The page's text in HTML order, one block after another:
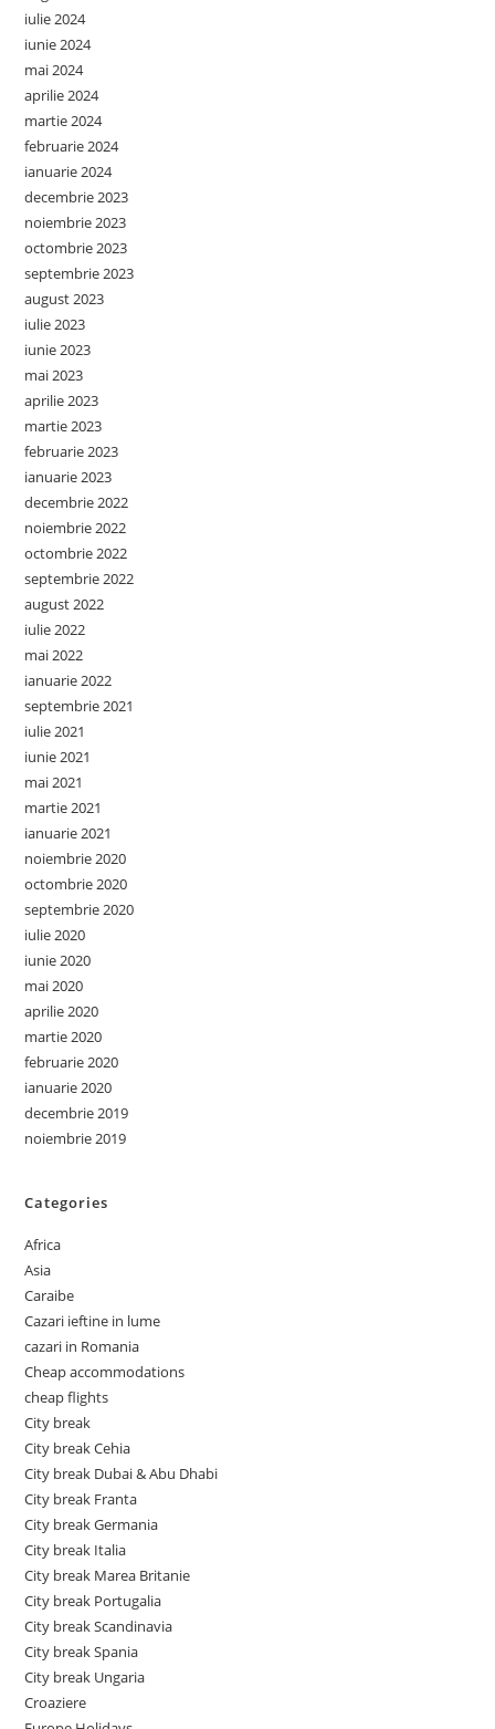
iulie 2024
iunie 2024
mai 2024
aprilie 2024
martie 2024
februarie 2024
ianuarie 2024
decembrie 2023
noiembrie 2023
octombrie 2023
septembrie 2023
august 2023
iulie 2023
iunie 2023
mai 2023
aprilie 2023
martie 2023
februarie 2023
ianuarie 2023
decembrie 2022
noiembrie 2022
octombrie 2022
septembrie 2022
august 2022
iulie 2022
mai 2022
ianuarie 2022
septembrie 2021
iulie 2021
iunie 2021
mai 2021
martie 2021
ianuarie 2021
noiembrie 2020
octombrie 2020
septembrie 2020
iulie 2020
iunie 2020
mai 2020
aprilie 2020
martie 2020
februarie 2020
ianuarie 2020
decembrie 2019
noiembrie 2019
Categories
Africa
Asia
Caraibe
Cazari ieftine in lume
cazari in Romania
Cheap accommodations
cheap flights
City break
City break Cehia
City break Dubai & Abu Dhabi
City break Franta
City break Germania
City break Italia
City break Marea Britanie
City break Portugalia
City break Scandinavia
City break Spania
City break Ungaria
Croaziere